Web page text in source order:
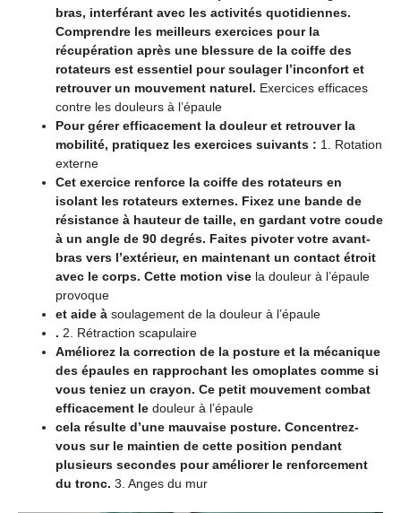
bras, interférant avec les activités quotidiennes.
Comprendre les meilleurs exercices pour la
récupération après une blessure de la coiffe des
rotateurs est essentiel pour soulager l’inconfort et
retrouver un mouvement naturel. Exercices efficaces
contre les douleurs à l’épaule
Pour gérer efficacement la douleur et retrouver la
mobilité, pratiquez les exercices suivants : 1. Rotation
externe
Cet exercice renforce la coiffe des rotateurs en
isolant les rotateurs externes. Fixez une bande de
résistance à hauteur de taille, en gardant votre coude
à un angle de 90 degrés. Faites pivoter votre avant-
bras vers l’extérieur, en maintenant un contact étroit
avec le corps. Cette motion vise la douleur à l’épaule
provoque
et aide à soulagement de la douleur à l’épaule
. 2. Rétraction scapulaire
Améliorez la correction de la posture et la mécanique
des épaules en rapprochant les omoplates comme si
vous teniez un crayon. Ce petit mouvement combat
efficacement le douleur à l’épaule
cela résulte d’une mauvaise posture. Concentrez-
vous sur le maintien de cette position pendant
plusieurs secondes pour améliorer le renforcement
du tronc. 3. Anges du mur